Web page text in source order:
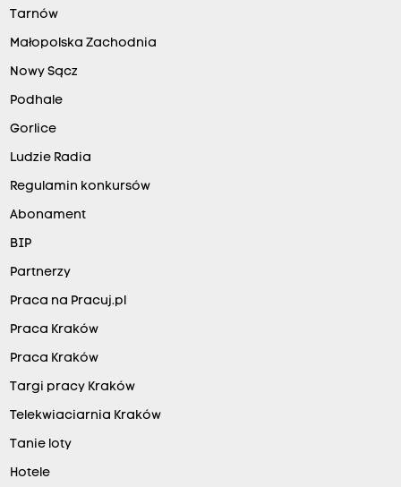
Tarnów
Małopolska Zachodnia
Nowy Sącz
Podhale
Gorlice
Ludzie Radia
Regulamin konkursów
Abonament
BIP
Partnerzy
Praca na Pracuj.pl
Praca Kraków
Praca Kraków
Targi pracy Kraków
Telekwiaciarnia Kraków
Tanie loty
Hotele